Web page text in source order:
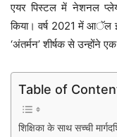
एयर पिस्टल में नेशनल
किया। वर्ष 2021 में आॅल
‘अंतर्मन’ शीर्षक से उन्होंने
Table of
शिक्षिका के साथ सच्ची